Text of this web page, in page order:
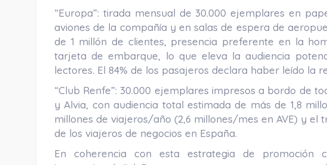
“Europa”: tirada mensual de 30.000 ejemplares en
aviones de la compañía y en salas de espera de
de 1 millón de clientes, presencia preferente en la
tarjeta de embarque, lo que eleva la audiencia
lectores. El 84% de los pasajeros declara haber leído la
“Club Renfe”: 30.000 ejemplares impresos a bordo de
y Alvia, con audiencia total estimada de más de 1,8
millones de viajeros/año (2,6 millones/mes en AVE) y el
de los viajeros de negocios en España.
En coherencia con esta estrategia de promoción